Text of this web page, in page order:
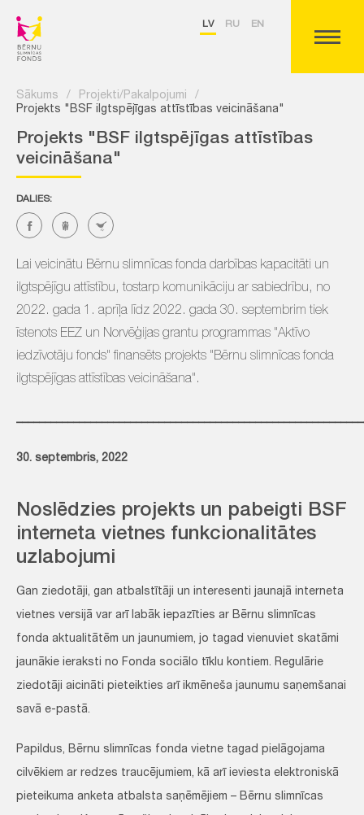
LV RU EN
Sākums / Projekti/Pakalpojumi
/
Projekts "BSF ilgtspējīgas attīstības veicināšana"
Projekts "BSF ilgtspējīgas attīstības
veicināšana"
DALIES:
Lai veicinātu Bērnu slimnīcas fonda darbības kapacitāti un
ilgtspējīgu attīstību, tostarp komunikāciju ar sabiedrību, no
2022. gada 1. aprīļa līdz 2022. gada 30. septembrim tiek
īstenots EEZ un Norvēģijas grantu programmas "Aktīvo
iedzīvotāju fonds" finansēts projekts "Bērnu slimnīcas fonda
ilgtspējīgas attīstības veicināšana".
30. septembris, 2022
Noslēdzies projekts un pabeigti BSF
interneta vietnes funkcionalitātes
uzlabojumi
Gan ziedotāji, gan atbalstītāji un interesenti jaunajā interneta
vietnes versijā var arī labāk iepazīties ar Bērnu slimnīcas
fonda aktualitātēm un jaunumiem, jo tagad vienuviet skatāmi
jaunākie ieraksti no Fonda sociālo tīklu kontiem. Regulārie
ziedotāji aicināti pieteikties arī ikmēneša jaunumu saņemšanai
savā e-pastā.
Papildus, Bērnu slimnīcas fonda vietne tagad pielāgojama
cilvēkiem ar redzes traucējumiem, kā arī ieviesta elektroniskā
pieteikuma anketa atbalsta saņēmējiem – Bērnu slimnīcas